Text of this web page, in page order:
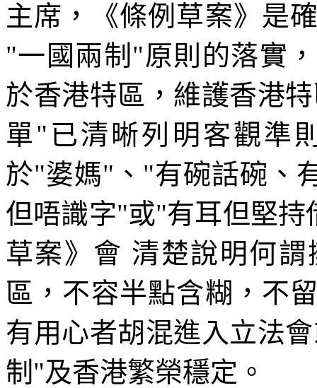
主席，《條例草案》是
"一國兩制"原則的落實
於香港特區，維護香港
單"已清晰列明客觀準
於"婆媽"、"有碗話碗、
但唔識字"或"有耳但堅
草案》會 清楚說明何
區，不容半點含糊，不
有用心者胡混進入立法
制"及香港繁榮穩定。